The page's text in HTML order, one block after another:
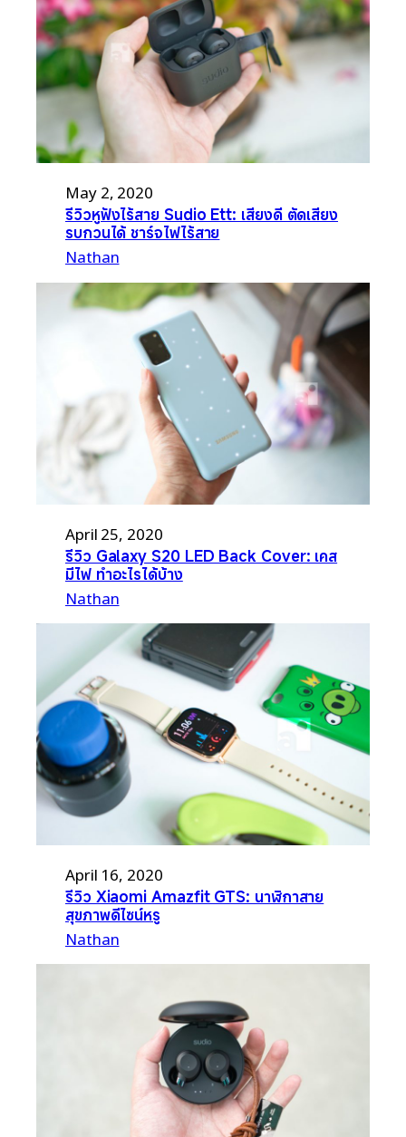
May 2, 2020
รีวิวหูฟังไร้สาย Sudio Ett: เสียงดี ตัดเสียง
รบกวนได้ ชาร์จไฟไร้สาย
Nathan
April 25, 2020
รีวิว Galaxy S20 LED Back Cover: เคส
มีไฟ ทำอะไรได้บ้าง
Nathan
April 16, 2020
รีวิว Xiaomi Amazfit GTS: นาฬิกาสาย
สุขภาพดีไซน์หรู
Nathan